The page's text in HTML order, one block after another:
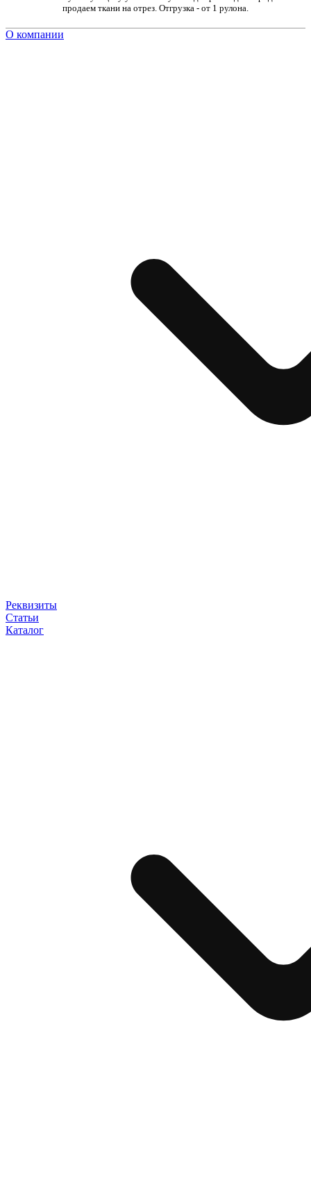
продаем ткани на отрез. Отгрузка - от 1 рулона.
О компании
Реквизиты
Статьи
Каталог